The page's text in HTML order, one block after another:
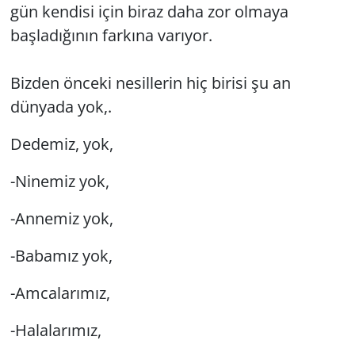
gün kendisi için biraz daha zor olmaya
başladığının farkına varıyor.
Bizden önceki nesillerin hiç birisi şu an
dünyada yok,.
Dedemiz, yok,
-Ninemiz yok,
-Annemiz yok,
-Babamız yok,
-Amcalarımız,
-Halalarımız,